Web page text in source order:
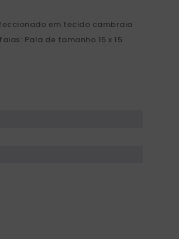
em tecido cambraia
Pala de tamanho 15 x 15